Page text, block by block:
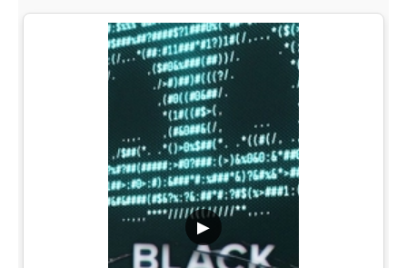
▶